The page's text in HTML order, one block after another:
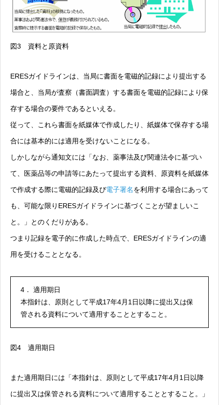
図3 資料と原資料
ERESガイドラインは、当局に書面を電磁的記録により提出する
場合と、当局が査察（書面調査）する書面を電磁的記録により保
存する場合の要件であるといえる。
従って、これら書面を紙媒体で作成したり、紙媒体で保存する場
合には基本的には適用を受けないことになる。
しかしながら通知文には「なお、薬事法及び関連法令に基づい
て、医薬品等の申請等にあたって提出する資料、原資料を紙媒体
で作成する際に電磁的記録及び電子署名を利用する場合にあって
も、可能な限りERESガイドラインに基づくことが望ましいこ
と。」とのくだりがある。
つまり記録を電子的に作成した時点で、ERESガイドラインの適
用を受けることとなる。
4． 適用期日
本指針は、原則として平成17年4月1日以降に提出又は保
管される資料について適用することとすること。
図4 適用期日
また適用期日には「本指針は、原則として平成17年4月1日以降
に提出又は保管される資料について適用することとすること。」